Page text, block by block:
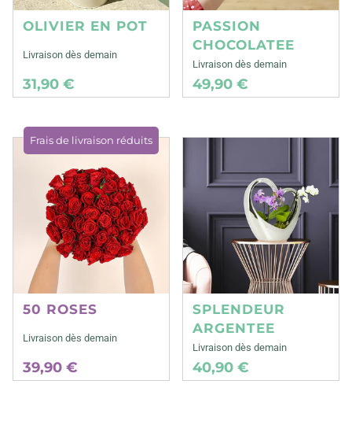
OLIVIER EN POT
Livraison dès demain
31,90 €
PASSION
CHOCOLATEE
Livraison dès demain
49,90 €
Frais de livraison réduits
50 ROSES
Livraison dès demain
39,90 €
SPLENDEUR
ARGENTEE
Livraison dès demain
40,90 €